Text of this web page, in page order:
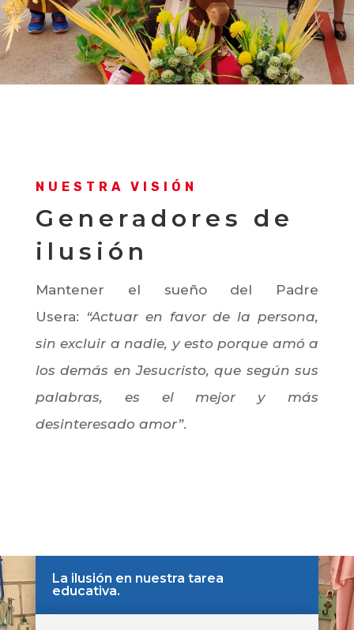
La ilusión en nuestra tarea
educativa.
NUESTRA VISIÓN
Generadores de
ilusión
Mantener el sueño del Padre
Usera: “Actuar en favor de la persona,
sin excluir a nadie, y esto porque amó a
los demás en Jesucristo, que según sus
palabras, es el mejor y más
desinteresado amor”.